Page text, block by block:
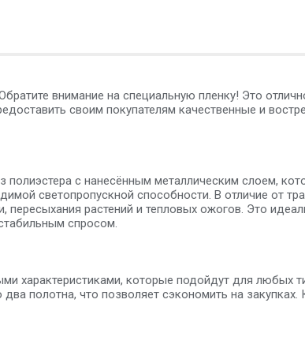
внимание на специальную пленку! Это
своим покупателям качественные и
с нанесённым металлическим слоем,
светопропускной способности. В отличие от
растений и тепловых ожогов. Это
спросом.
характеристиками, которые подойдут для любых
полотна, что позволяет сэкономить на